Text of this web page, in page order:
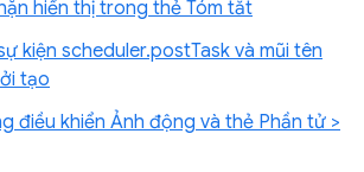
hiển thị trong thẻ Tóm tắt
kiện scheduler.postTask và mũi tên
tạo
điều khiển Ảnh động và thẻ Phần tử >